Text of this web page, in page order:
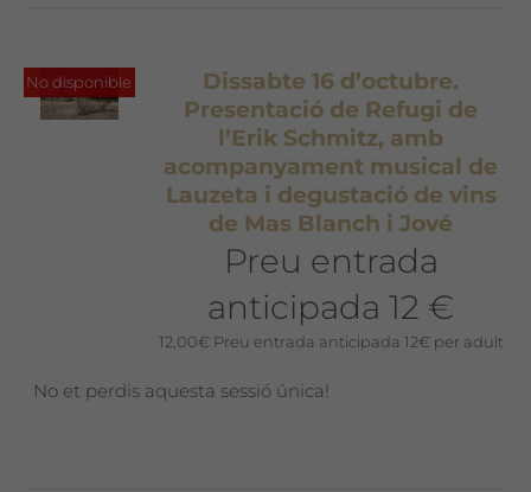
No disponible
Dissabte 16 d’octubre.
Presentació de Refugi de
l’Erik Schmitz, amb
acompanyament musical de
Lauzeta i degustació de vins
de Mas Blanch i Jové
Preu entrada
anticipada 12 €
12,00€ Preu entrada anticipada 12€ per adult
No et perdis aquesta sessió única!